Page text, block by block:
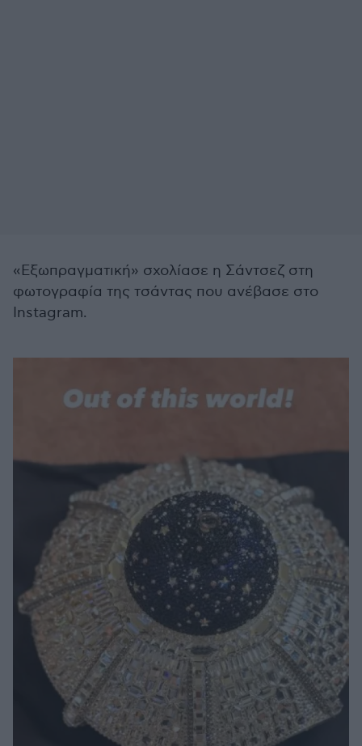
«Εξωπραγματική» σχολίασε η Σάντσεζ στη
φωτογραφία της τσάντας που ανέβασε στο
Instagram.